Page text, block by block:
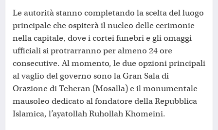
Le autorità stanno completando la scelta del luogo
principale che ospiterà il nucleo delle cerimonie
nella capitale, dove i cortei funebri e gli omaggi
ufficiali si protrarranno per almeno 24 ore
consecutive. Al momento, le due opzioni principali
al vaglio del governo sono la Gran Sala di
Orazione di Teheran (Mosalla) e il monumentale
mausoleo dedicato al fondatore della Repubblica
Islamica, l’ayatollah Ruhollah Khomeini.